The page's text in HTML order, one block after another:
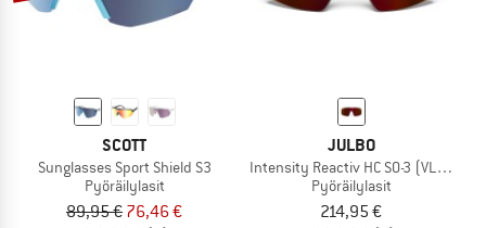
SCOTT
Sunglasses Sport Shield S3
Pyöräilylasit
89,95 € 76,46 €
JULBO
Intensity Reactiv HC S0-3 (VLT 15-
Pyöräilylasit
214,95 €